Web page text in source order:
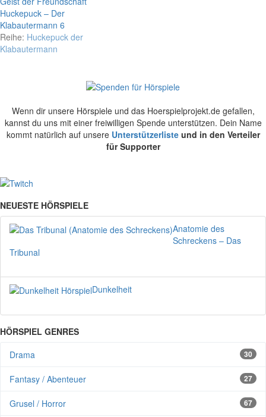
Huckepuck – Der
Klabautermann 6
Reihe: Huckepuck der
Klabautermann
Wenn dir unsere Hörspiele und das Hoerspielprojekt.de gefallen,
kannst du uns mit einer freiwilligen Spende unterstützen. Dein Name
kommt natürlich auf unsere Unterstützerlisteund in den Verteiler
für Supporter
NEUESTE HÖRSPIELE
Anatomie des
Schreckens – Das
Tribunal
Dunkelheit
HÖRSPIEL GENRES
30
Drama
27
Fantasy / Abenteuer
67
Grusel / Horror